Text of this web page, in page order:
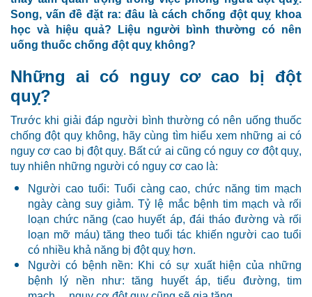
Song, vấn đề đặt ra: đâu là cách chống đột quỵ khoa
học và hiệu quả? Liệu người bình thường có nên
uống thuốc chống đột quỵ không?
Những ai có nguy cơ cao bị đột
quỵ?
Trước khi giải đáp người bình thường có nên uống thuốc
chống đột quỵ không, hãy cùng tìm hiểu xem những ai có
nguy cơ cao bị đột quỵ. Bất cứ ai cũng có nguy cơ đột quỵ,
tuy nhiên những người có nguy cơ cao là:
Người cao tuổi: Tuổi càng cao, chức năng tim mạch
ngày càng suy giảm. Tỷ lệ mắc bệnh tim mạch và rối
loạn chức năng (cao huyết áp, đái tháo đường và rối
loạn mỡ máu) tăng theo tuổi tác khiến người cao tuổi
có nhiều khả năng bị đột quỵ hơn.
Người có bệnh nền: Khi có sự xuất hiện của những
bệnh lý nền như: tăng huyết áp, tiểu đường, tim